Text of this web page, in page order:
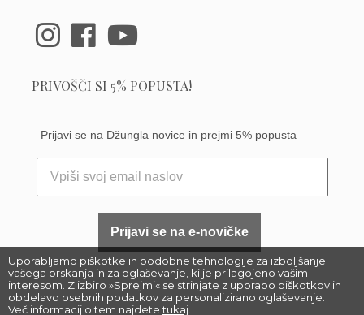
Uporabljamo piškotke in podobne tehnologije za izboljšanje
vašega brskanja in za oglaševanje, ki je prilagojeno vašim
interesom. Z izbiro »Sprejmi« se strinjate z uporabo piškotkov in
obdelavo osebnih podatkov za personalizirano oglaševanje.
Več informacij o tem najdetetukaj
PRIVOŠČI SI 5% POPUSTA!
Prijavi se na Džungla novice in prejmi 5% popusta
Prijavi se na e-novičke